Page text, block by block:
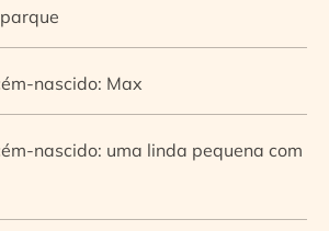
nascido: Max
nascido: uma linda pequena com